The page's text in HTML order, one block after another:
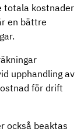
totala kostnader
en bättre
upphandling av
för drift
också beaktas